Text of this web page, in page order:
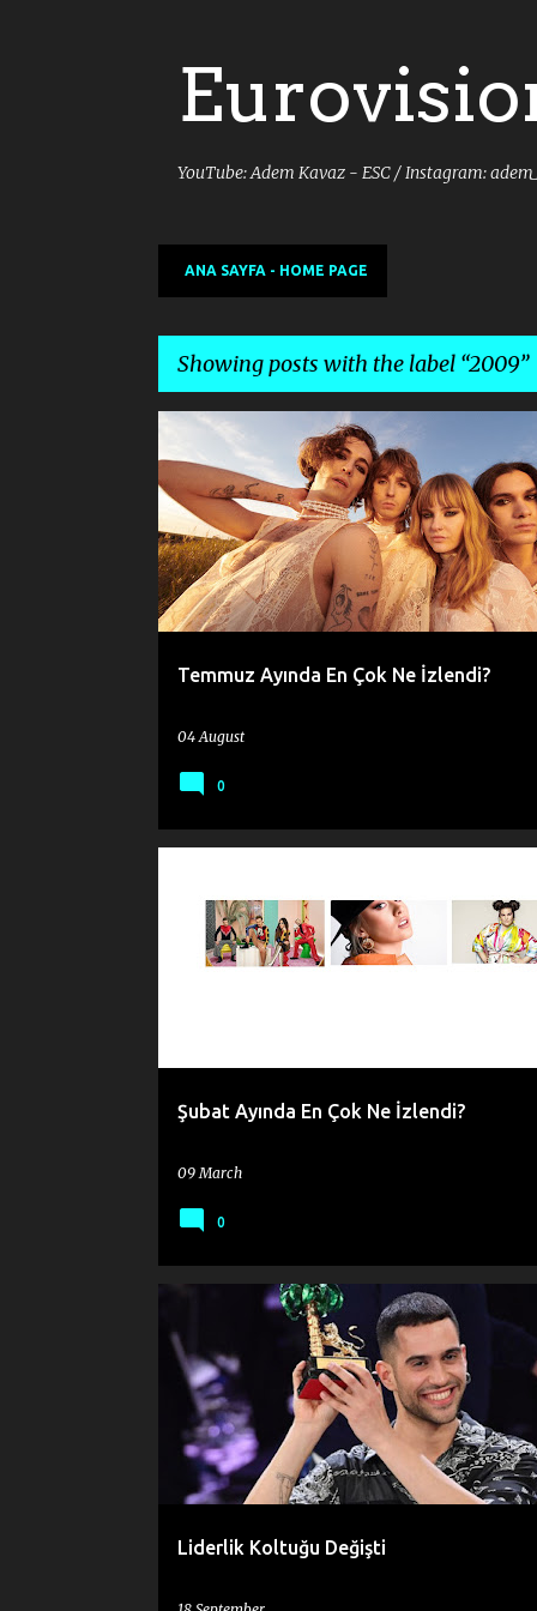
YouTube: Adem Kavaz - ESC / Instagram:
ANA SAYFA - HOME PAGE
Showing posts with the label 2009
P
o
s
t
s
Temmuz Ayında En Çok Ne İzlendi?
04 August
2020 2021 AZERBAIJAN
0
Şubat Ayında En Çok Ne İzlendi?
09 March
0
Liderlik Koltuğu Değişti
2019 CONTEST COUNTRY